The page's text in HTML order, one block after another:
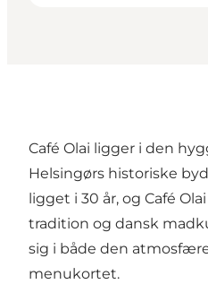
Café Olai ligger i den
Helsingørs historiske
ligget i 30 år, og Café
tradition og dansk
sig i både den
menukortet.